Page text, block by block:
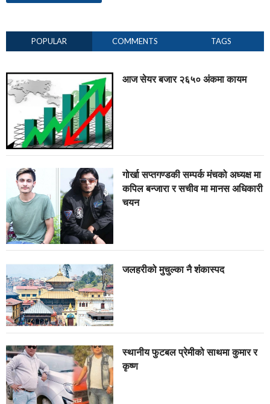
POPULAR COMMENTS TAGS
आज सेयर बजार २६५० अंकमा कायम
गोर्खा सप्तगण्डकी सम्पर्क मंचको अध्यक्ष मा
कपिल बन्जारा र सचीव मा मानस अधिकारी
चयन
जलहरीको मुचुल्का नै शंंकास्पद
स्थानीय फुटबल प्रेमीको साथमा कुमार र
कृष्ण